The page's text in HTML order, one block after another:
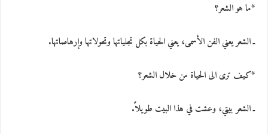
*ما هو الشعر؟
ـ الشعر يعني الفن الأسمى، يعني الحياة بكل تجلياتها وتحولاتها وإرهاصاتها.
*كيف ترى الى الحياة من خلال الشعر؟
ـ الشعر بيتي، وعشت في هذا البيت طويلاً.